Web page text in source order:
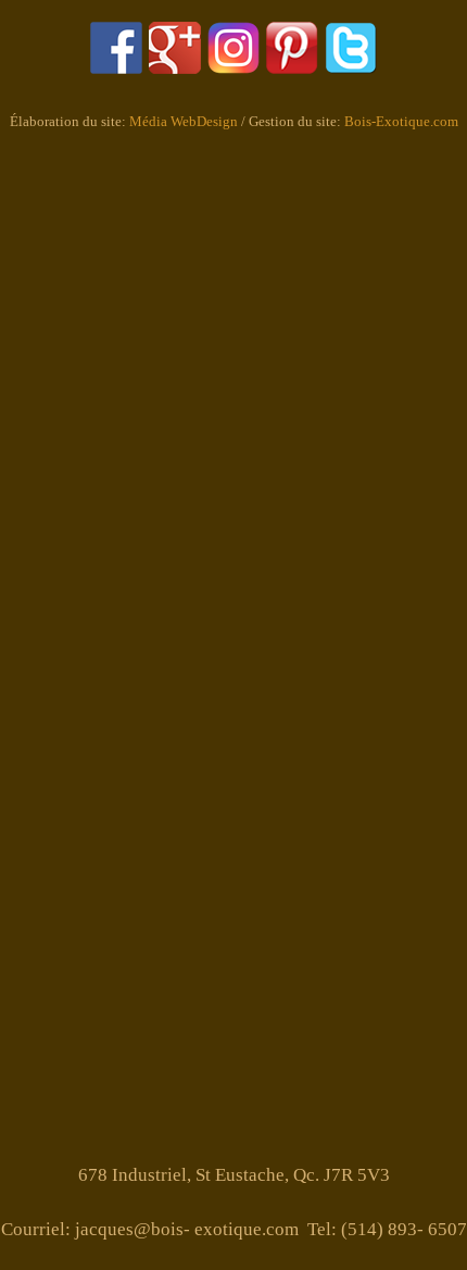
Élaboration du site: Média WebDesign / Gestion du site: Bois-Exotique.com
678 Industriel, St Eustache, Qc. J7R 5V3
Courriel: jacques@bois- exotique.com Tel: (514) 893- 6507